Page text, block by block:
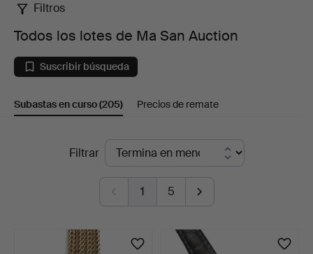
Todos
los
lotes
de
Filtros
Todos los lotes de Ma San Auction
Suscribir búsqueda
Subastas en curso(205) Precios de remate
SubastasFiltrar
1 5